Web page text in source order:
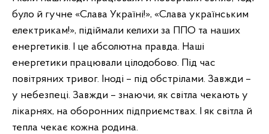
було й гучне «Слава Україні!», «Слава українським
електрикам!», підіймали келихи за ППО та наших
енергетиків. І це абсолютна правда. Наші
енергетики працювали цілодобово. Під час
повітряних тривог. Іноді – під обстрілами. Завжди –
у небезпеці. Завжди – знаючи, як світла чекають у
лікарнях, на оборонних підприємствах. І як світла й
тепла чекає кожна родина.